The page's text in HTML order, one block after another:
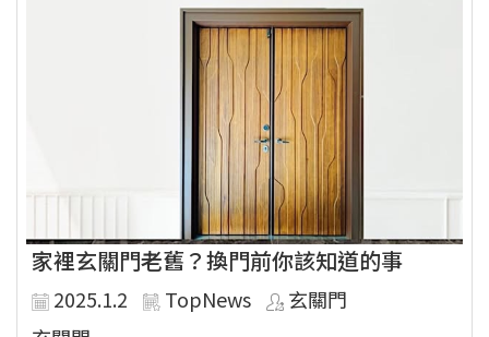
家裡玄關門老舊？換門前你該知道的事
2025.1.2 TopNews
玄關門